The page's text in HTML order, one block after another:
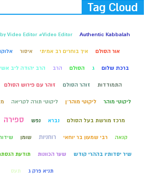
Tag Cloud
Authentic Kabbalah
Video Editor #Video Editor
אור הסולם איך בוחרים רב אמיתי איסור
ברכת שלום ג הסולם הרב הרב יהודה ליב
התמודדות זוהר הסולם זוהר עם פירוש הסולם
ליקוטי מוהר ליקוטי מוהר״ן ליקוטי תורה לקריאה
מרכז מורשת בעל הסולם נברא נפש ספירה
קנאה רבי שמעון בר יוחאי רוחניות שומן
שיר יסדותיו בההרי קודש שער הכוונות תודעת
תניא פרק ג תעס